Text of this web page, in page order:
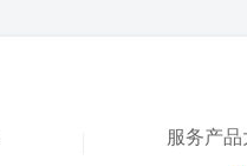
服务产